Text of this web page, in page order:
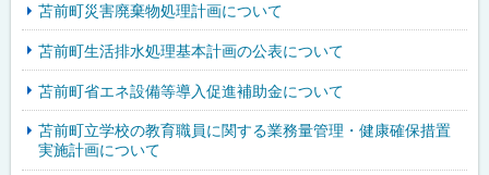
苫前町災害廃棄物処理計画について
苫前町生活排水処理基本計画の公表について
苫前町省エネ設備等導入促進補助金について
苫前町立学校の教育職員に関する業務量管理・健康確保措置
実施計画について